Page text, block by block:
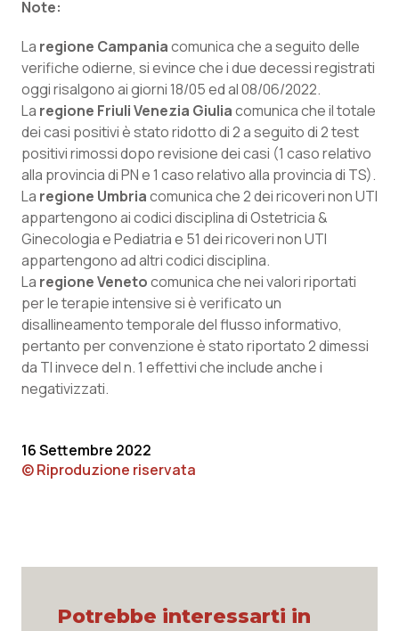
Sardegna
Sicilia
Toscana
Umbria
Valle D’Aosta
Veneto
Malattia di Crohn & Rettocolite Ulcerosa
Neuroscienze & patologie neurodegenerative
Obesità
Oftalmologia
Oncodermatologia
Oncoematologia
Oncologia & Nutrizione
Psoriasi & pelle
Quotidiano Chirurgia
Rene & patologie urogenitali
Note:
La regione Campaniacomunica che a seguito delle
verifiche odierne, si evince che i due decessi registrati
oggi risalgono ai giorni 18/05 ed al 08/06/2022.
La regione Friuli Venezia Giuliacomunica che il totale
dei casi positivi è stato ridotto di 2 a seguito di 2 test
positivi rimossi dopo revisione dei casi (1 caso relativo
alla provincia di PN e 1 caso relativo alla provincia di TS).
La regione Umbriacomunica che 2 dei ricoveri non UTI
appartengono ai codici disciplina di Ostetricia &
Ginecologia e Pediatria e 51 dei ricoveri non UTI
appartengono ad altri codici disciplina.
La regione Venetocomunica che nei valori riportati
per le terapie intensive si è verificato un
disallineamento temporale del flusso informativo,
pertanto per convenzione è stato riportato 2 dimessi
da TI invece del n. 1 effettivi che include anche i
negativizzati.
16 Settembre 2022
© Riproduzione riservata
Potrebbe interessarti in